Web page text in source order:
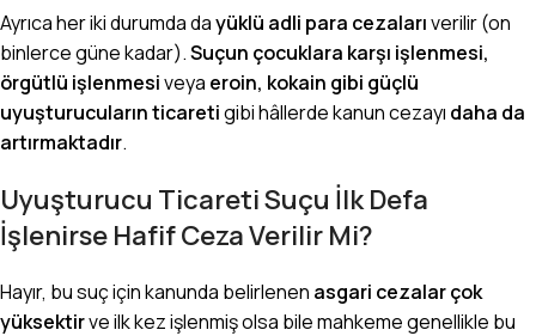
Ayrıca her iki durumda dayüklü adli para cezalarıverilir (on
binlerce güne kadar).Suçun çocuklara karşı işlenmesi,
örgütlü işlenmesiveya eroin, kokain gibi güçlü
uyuşturucuların ticaretigibi hâllerde kanun cezayı daha da
artırmaktadır.
Uyuşturucu Ticareti Suçu İlk Defa
İşlenirse Hafif Ceza Verilir Mi?
Hayır, bu suç için kanunda belirlenen asgari cezalar çok
yüksektirve ilk kez işlenmiş olsa bile mahkeme genellikle bu